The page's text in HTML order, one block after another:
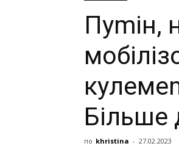
Пуmін,
Більше
по khristina - 27.02.2023